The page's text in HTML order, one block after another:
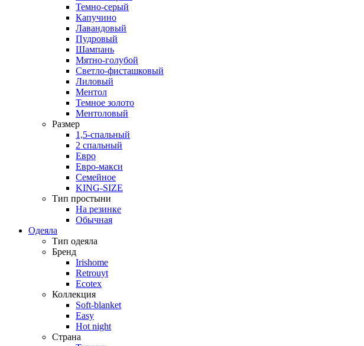
Темно-серый
Капучино
Лавандовый
Пудровый
Шампань
Мятно-голубой
Светло-фисташковый
Лиловый
Ментол
Темное золото
Ментоловый
Размер
1,5-спальный
2 спальный
Евро
Евро-макси
Семейное
KING-SIZE
Тип простыни
На резинке
Обычная
Одеяла
Тип одеяла
Бренд
Irishome
Retrouyt
Ecotex
Коллекция
Soft-blanket
Easy
Hot night
Страна